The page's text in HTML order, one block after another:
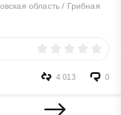
область / Грибная
0
4 013